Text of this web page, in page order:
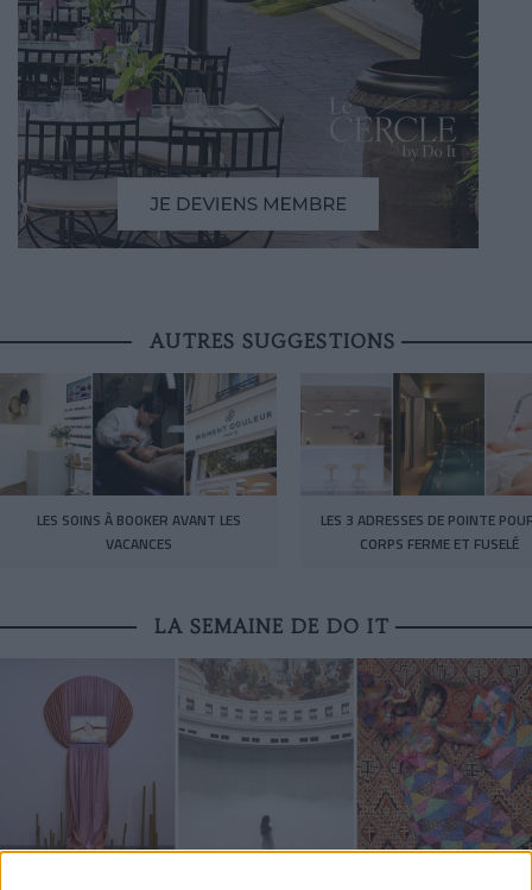
AUTRES SUGGESTIONS
LES SOINS À BOOKER AVANT LES
VACANCES
LES 3 ADRESSES DE POINTE
CORPS FERME ET FUSELÉ
LA SEMAINE DE DO IT